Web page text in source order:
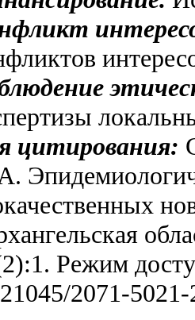
цитирования:
Режим
2071-